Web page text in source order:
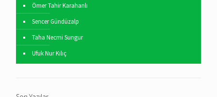
Ömer Tahir Karahanlı
Sencer Gündüzalp
Taha Necmi Sungur
Ufuk Nur Kılıç